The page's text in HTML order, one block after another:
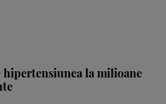
la milioane